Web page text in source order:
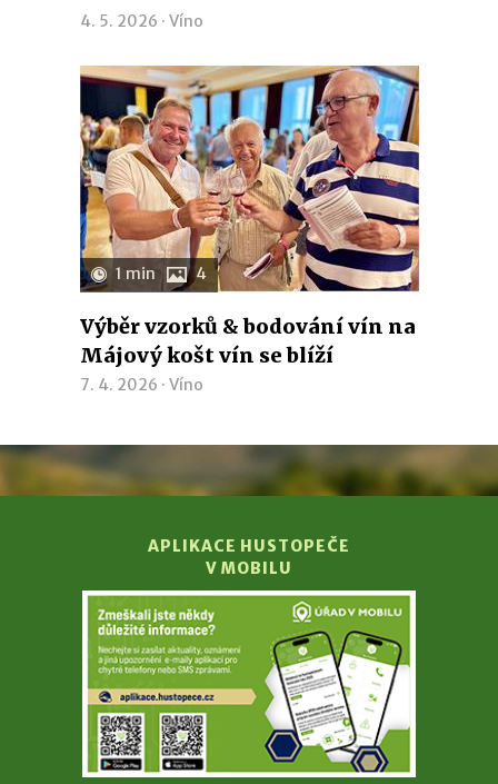
4. 5. 2026 · Víno
1 min 4
Výběr vzorků & bodování vín na
Májový košt vín se blíží
7. 4. 2026 · Víno
APLIKACE HUSTOPEČE
V MOBILU